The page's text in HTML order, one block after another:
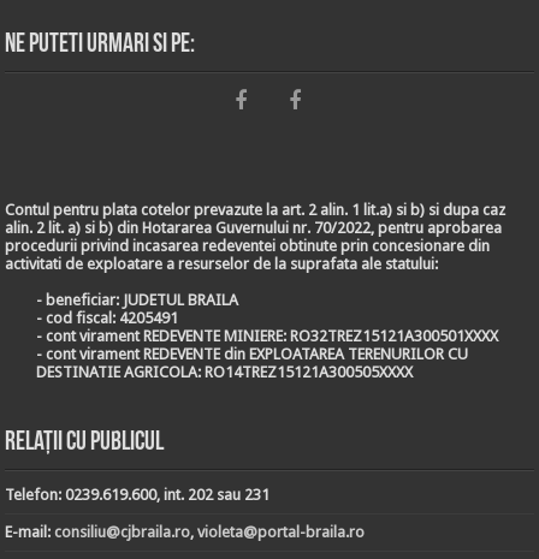
Ne puteti urmari si pe:
Contul pentru plata cotelor prevazute la art. 2 alin. 1 lit.a) si b) si dupa caz
alin. 2 lit. a) si b) din Hotararea Guvernului nr. 70/2022, pentru aprobarea
procedurii privind incasarea redeventei obtinute prin concesionare din
activitati de exploatare a resurselor de la suprafata ale statului:
- beneficiar: JUDETUL BRAILA
- cod fiscal: 4205491
- cont virament REDEVENTE MINIERE: RO32TREZ15121A300501XXXX
- cont virament REDEVENTE din EXPLOATAREA TERENURILOR CU
DESTINATIE AGRICOLA: RO14TREZ15121A300505XXXX
Relații cu publicul
Telefon:0239.619.600, int. 202 sau 231
E-mail:consiliu@cjbraila.ro,violeta@portal-braila.ro